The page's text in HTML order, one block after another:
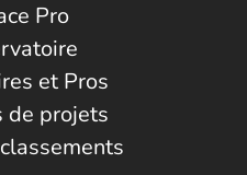
Pro
et Pros
de projets